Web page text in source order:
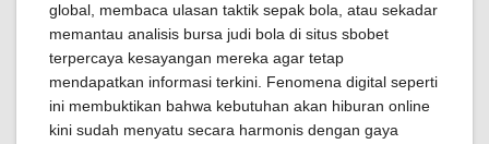
global, membaca ulasan taktik sepak bola, atau sekadar
memantau analisis bursa judi bola di situs sbobet
terpercaya kesayangan mereka agar tetap
mendapatkan informasi terkini. Fenomena digital seperti
ini membuktikan bahwa kebutuhan akan hiburan online
kini sudah menyatu secara harmonis dengan gaya